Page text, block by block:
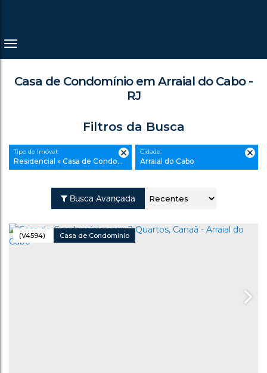
Casa de Condomínio em Arraial do Cabo -
RJ
Filtros da Busca
Tipo de Imóvel:
Residencial » Casa de Condomínio
Cidade:
Arraial do Cabo
Busca Avançada
(V4594) Casa de Condomínio